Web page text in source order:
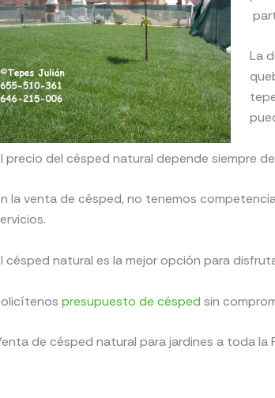
La
precio del césped natural depende siempre
la venta de césped, no tenemos
césped natural es la mejor opción para
presupuesto de césped sin
de césped natural para jardines a toda la